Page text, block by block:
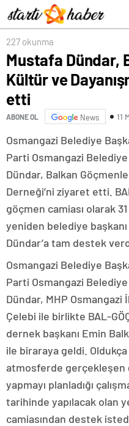
227 okunma
Mustafa Dündar,
Kültür ve
etti
ABONE OL News 11
Osmangazi Belediye
Parti Osmangazi
Dündar, Balkan
Derneği’ni ziyaret etti.
göçmen camiası olarak
yeniden belediye
Dündar’a tam destek
Osmangazi Belediye
Parti Osmangazi
Dündar, MHP Osmangazi
Çelebi ile birlikte BAL-
dernek başkanı Emin
ile biraraya geldi.
atmosferde gerçekleşen
yapmayı planladığı
tarihinde yapılacak olan
camiasından destek